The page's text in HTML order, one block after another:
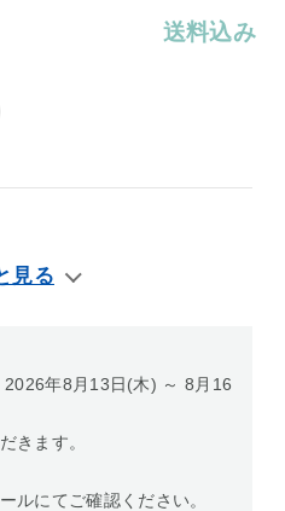
送料込み
年8月13日(木) ～ 8月16
きます。
ルにてご確認ください。